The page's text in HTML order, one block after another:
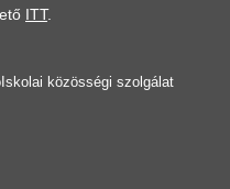
ITT.
Iskolai közösségi szolgálat